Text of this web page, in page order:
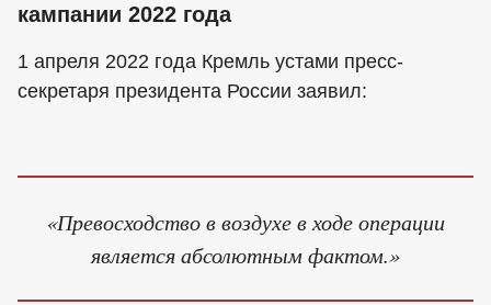
кампании 2022 года
1 апреля 2022 года Кремль устами пресс-
секретаря президента России заявил:
«Превосходство в воздухе в ходе операции
является абсолютным фактом.»